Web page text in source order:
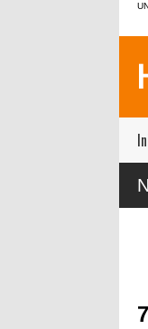
[Teatro] María
Omegna